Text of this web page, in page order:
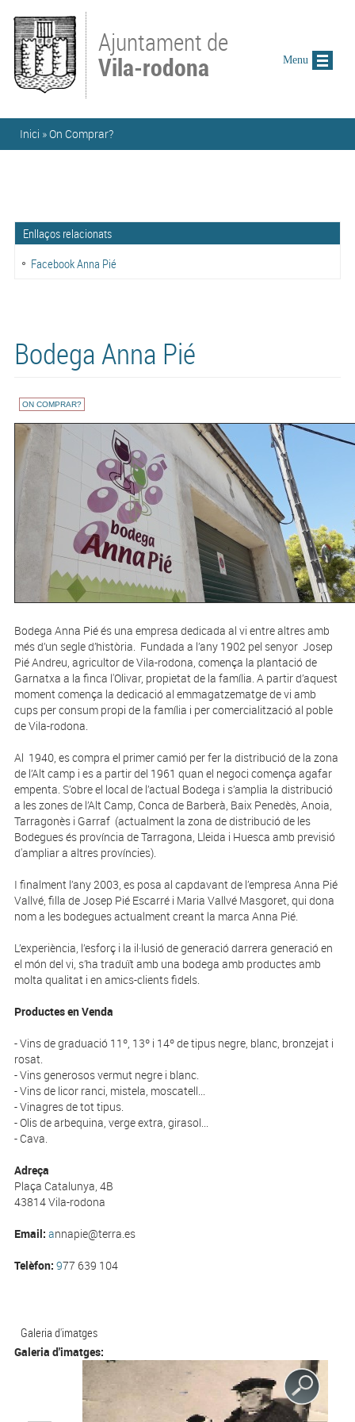
Ajuntament de
Vila-rodona
Esteu aquí
Inici »On Comprar?
Enllaços relacionats
Facebook Anna Pié
Bodega Anna Pié
ON COMPRAR?
Bodega Anna Pié és una empresa dedicada al vi entre altres amb
més d’un segle d’història. Fundada a l’any 1902 pel senyor Josep
Pié Andreu, agricultor de Vila-rodona, comença la plantació de
Garnatxa a la finca l'Olivar, propietat de la família. A partir d’aquest
moment comença la dedicació al emmagatzematge de vi amb
cups per consum propi de la família i per comercialització al poble
de Vila-rodona.
Al 1940, es compra el primer camió per fer la distribució de la zona
de l’Alt camp i es a partir del 1961 quan el negoci comença agafar
empenta. S’obre el local de l’actual Bodega i s’amplia la distribució
a les zones de l’Alt Camp, Conca de Barberà, Baix Penedès, Anoia,
Tarragonès i Garraf (actualment la zona de distribució de les
Bodegues és província de Tarragona, Lleida i Huesca amb previsió
d'ampliar a altres províncies).
I finalment l’any 2003, es posa al capdavant de l’empresa Anna Pié
Vallvé, filla de Josep Pié Escarré i Maria Vallvé Masgoret, qui dona
nom a les bodegues actualment creant la marca Anna Pié.
L’experiència, l’esforç i la il·lusió de generació darrera generació en
el món del vi, s’ha traduït amb una bodega amb productes amb
molta qualitat i en amics-clients fidels.
Productes en Venda
- Vins de graduació 11º, 13º i 14º de tipus negre, blanc, bronzejat i
rosat.
- Vins generosos vermut negre i blanc.
- Vins de licor ranci, mistela, moscatell...
- Vinagres de tot tipus.
- Olis de arbequina, verge extra, girasol...
- Cava.
Adreça
Plaça Catalunya, 4B
43814 Vila-rodona
Email: annapie@terra.es
Telèfon: 977 639 104
Galeria d'imatges
Galeria d'imatges:
Menu